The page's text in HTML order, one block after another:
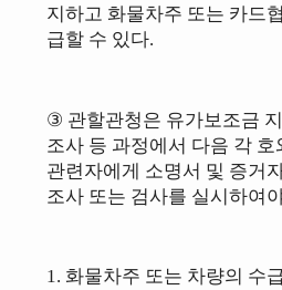
지하고 화물차주 또는 카드
급할 수 있다.
③ 관할관청은 유가보조금
조사 등 과정에서 다음 각 호
관련자에게 소명서 및 증거
조사 또는 검사를 실시하여
1. 화물차주 또는 차량의 수